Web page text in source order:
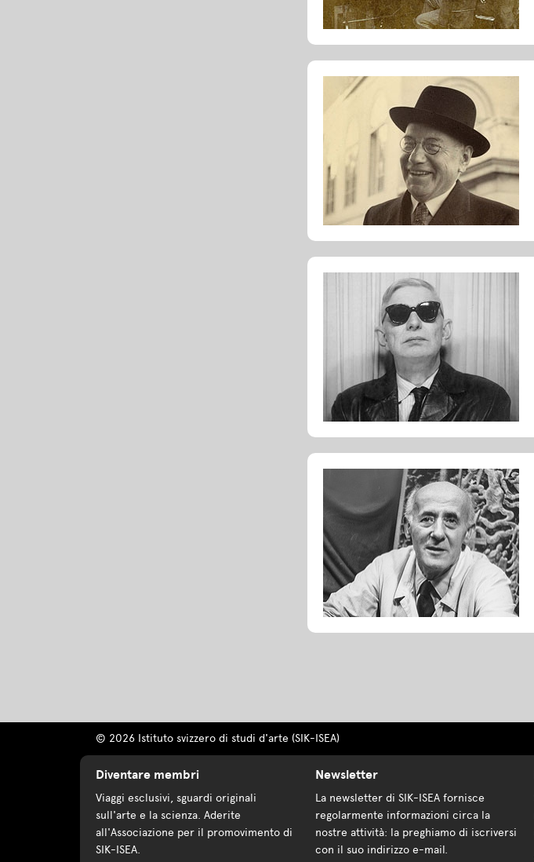
© 2026 Istituto svizzero di studi d'arte (SIK-ISEA)
Diventare membri
Viaggi esclusivi, sguardi originali
sull'arte e la scienza. Aderite
all'Associazione per il promovimento di
SIK-ISEA.
Newsletter
La newsletter di SIK-ISEA fornisce
regolarmente informazioni circa la
nostre attività: la preghiamo di iscriversi
con il suo indirizzo e-mail.